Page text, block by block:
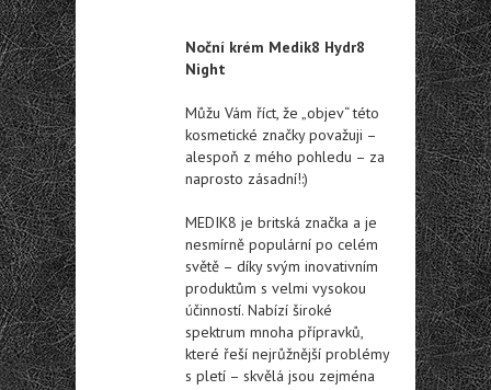
Noční krém Medik8 Hydr8
Night
Můžu Vám říct, že „objev“ této
kosmetické značky považuji –
alespoň z mého pohledu – za
naprosto zásadní!:)
MEDIK8 je britská značka a je
nesmírně populární po celém
světě – díky svým inovativním
produktům s velmi vysokou
účinností. Nabízí široké
spektrum mnoha přípravků,
které řeší nejrůžnější problémy
s pletí – skvělá jsou zejména